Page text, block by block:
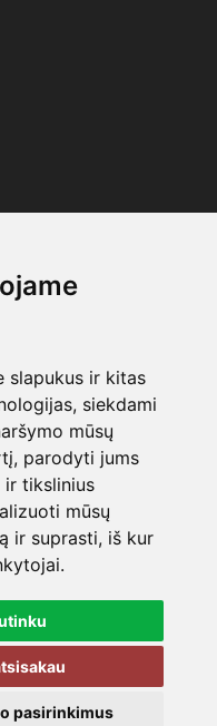
slapukus ir kitas
siekdami
mūsų
parodyti jums
tikslinius
mūsų
ir suprasti, iš kur
pasirinkimus